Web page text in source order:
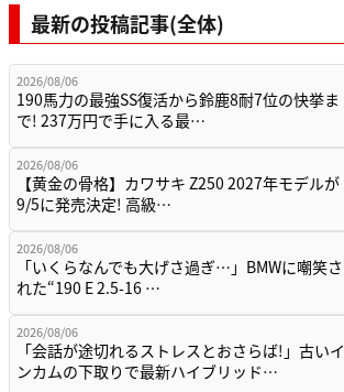
「会話が途切れるストレスとおさらば!」古いイ
ンカムの下取りで最新ハイブリッド…
2026/08/05
驚異のスーパーチャージャー! 200馬力のモンス
ターが再び。カワサキ「Z H…
もっと見る
人気記事ランキング(全体)
2026/08/04
夏のツーリングから帰ってきたらやるべきこと
３選